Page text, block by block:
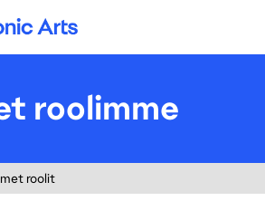
Arts
roolimme
roolit